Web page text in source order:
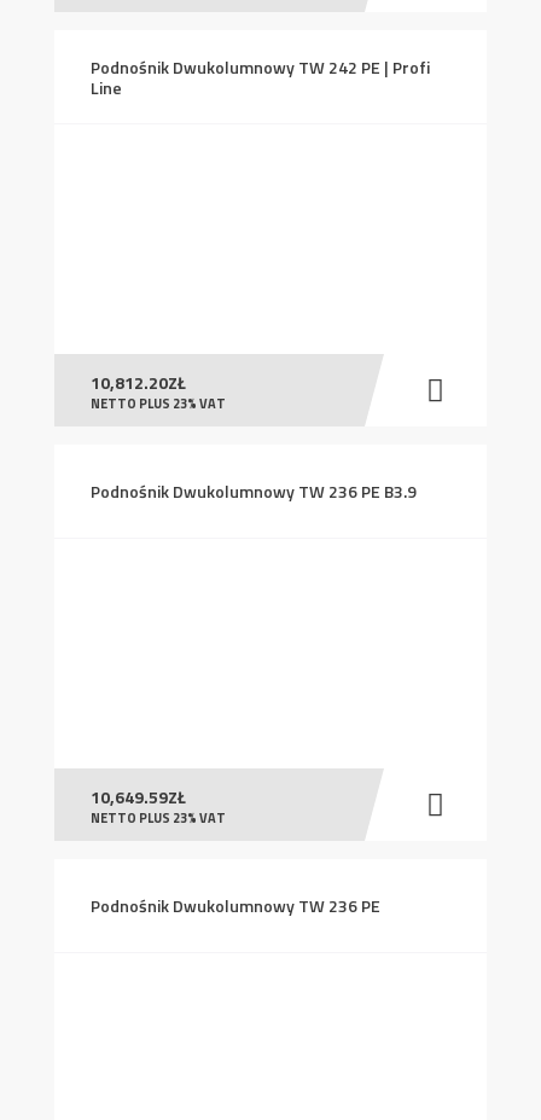
Podnośnik Dwukolumnowy TW 242 PE | Profi
Line
10,812.20ZŁ
NETTO PLUS 23% VAT
Podnośnik Dwukolumnowy TW 236 PE B3.9
10,649.59ZŁ
NETTO PLUS 23% VAT
Podnośnik Dwukolumnowy TW 236 PE